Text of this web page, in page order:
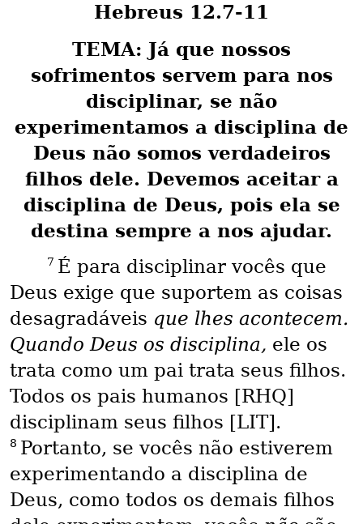
Hebreus 12.7-11
TEMA: Já que nossos
sofrimentos servem para nos
disciplinar, se não
experimentamos a disciplina de
Deus não somos verdadeiros
filhos dele. Devemos aceitar a
disciplina de Deus, pois ela se
destina sempre a nos ajudar.
7 É para disciplinar vocês que
Deus exige que suportem as coisas
desagradáveis que lhes acontecem.
Quando Deus os disciplina, ele os
trata como um pai trata seus filhos.
Todos os pais humanos [RHQ]
disciplinam seus filhos [LIT].
8 Portanto, se vocês não estiverem
experimentando a disciplina de
Deus, como todos os demais filhos